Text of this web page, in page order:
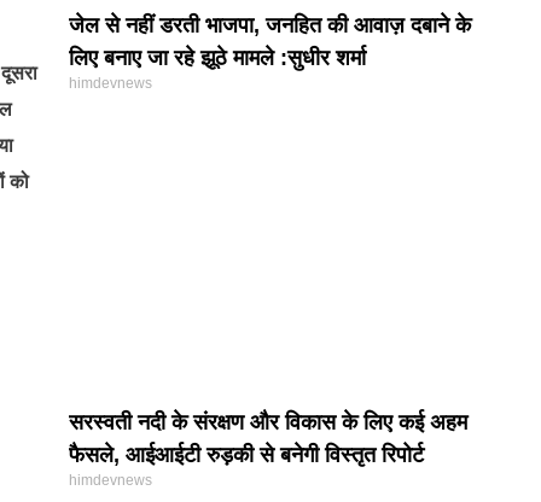
को
जेल से नहीं डरती भाजपा, जनहित की आवाज़ दबाने के
लिए बनाए जा रहे झूठे मामले :सुधीर शर्मा
himdevnews
सरस्वती नदी के संरक्षण और विकास के लिए कई अहम
फैसले, आईआईटी रुड़की से बनेगी विस्तृत रिपोर्ट
himdevnews